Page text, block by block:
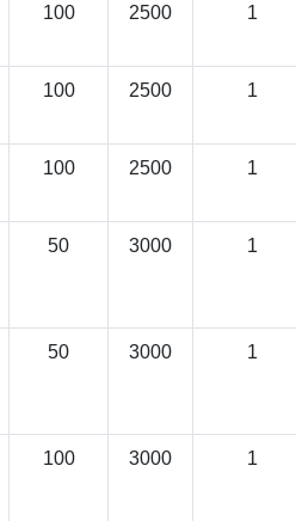
100 2500 1
100 2500 1
100 2500 1
50 3000 1
50 3000 1
100 3000 1